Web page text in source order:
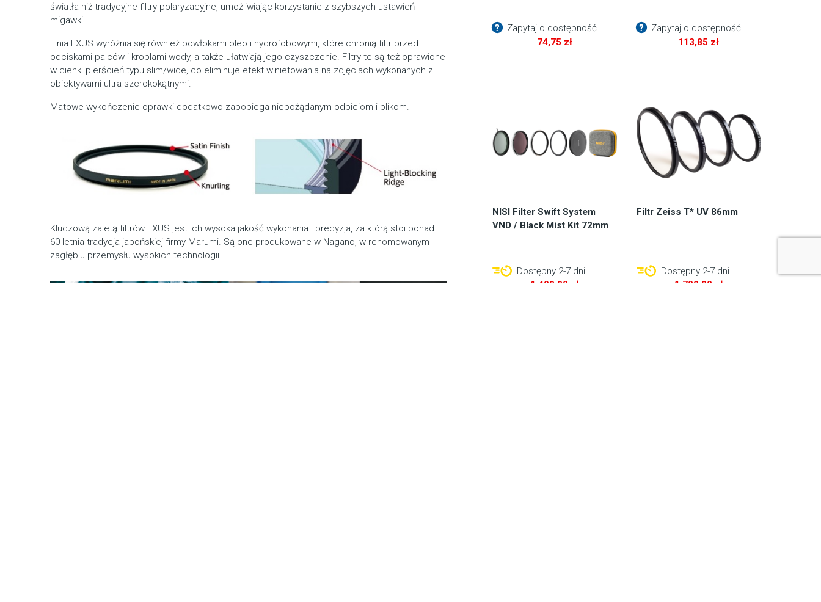
światła niż tradycyjne filtry polaryzacyjne, umożliwiając korzystanie z szybszych ustawień
migawki.
Linia EXUS wyróżnia się również powłokami oleo i hydrofobowymi, które chronią filtr przed
odciskami palców i kroplami wody, a także ułatwiają jego czyszczenie. Filtry te są też oprawione
w cienki pierścień typu slim/wide, co eliminuje efekt winietowania na zdjęciach wykonanych z
obiektywami ultra-szerokokątnymi.
Matowe wykończenie oprawki dodatkowo zapobiega niepożądanym odbiciom i blikom.
Kluczową zaletą filtrów EXUS jest ich wysoka jakość wykonania i precyzja, za którą stoi ponad
60-letnia tradycja japońskiej firmy Marumi. Są one produkowane w Nagano, w renomowanym
zagłębiu przemysłu wysokich technologii.
Zapytaj o dostępność
74,75 zł
Zapytaj o dostępność
113,85 zł
NISI Filter Swift System
VND / Black Mist Kit 72mm
Dostępny 2-7 dni
1.490,00
zł
Filtr Zeiss T* UV 86mm
Dostępny 2-7 dni
1.700,00
zł